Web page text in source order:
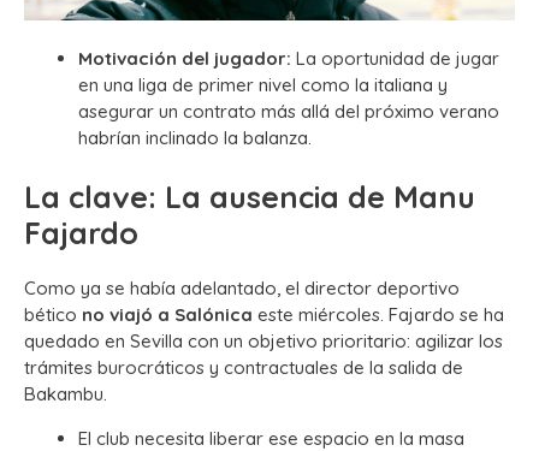
Motivación del jugador: La oportunidad de jugar
en una liga de primer nivel como la italiana y
asegurar un contrato más allá del próximo verano
habrían inclinado la balanza.
La clave: La ausencia de Manu
Fajardo
Como ya se había adelantado, el director deportivo
bético no viajó a Salónica este miércoles. Fajardo se ha
quedado en Sevilla con un objetivo prioritario: agilizar los
trámites burocráticos y contractuales de la salida de
Bakambu.
El club necesita liberar ese espacio en la masa